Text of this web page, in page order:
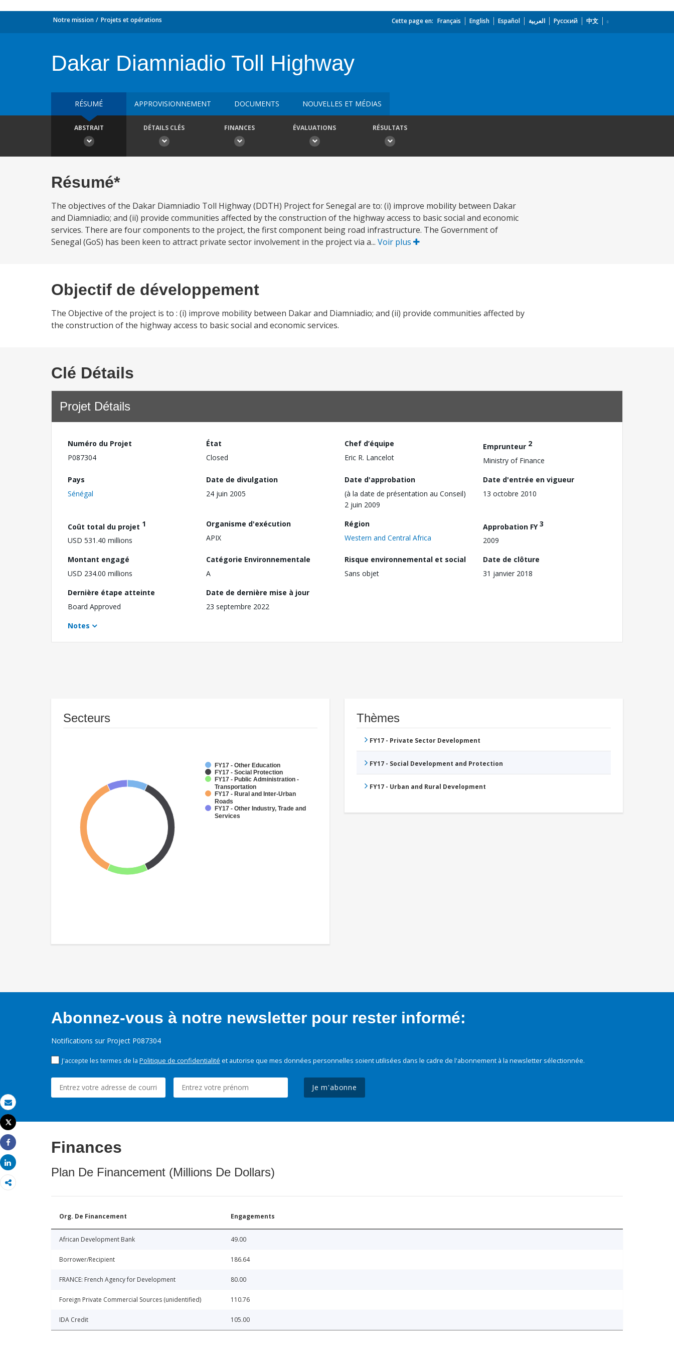
Email
Imprimer
Tweet
Share
Share
Notre mission Projets et opérations Cette page en: Français English Español العربية Русский 中文
Dakar Diamniadio Toll Highway
RÉSUMÉ APPROVISIONNEMENT DOCUMENTS NOUVELLES ET MÉDIAS
ABSTRAIT DÉTAILS CLÉS FINANCES ÉVALUATIONS RÉSULTATS
Résumé*
The objectives of the Dakar Diamniadio Toll Highway (DDTH) Project for Senegal are to: (i) improve mobility between Dakar
and Diamniadio; and (ii) provide communities affected by the construction of the highway access to basic social and economic
services. There are four components to the project, the first component being road infrastructure. The Government of
Senegal (GoS) has been keen to attract private sector involvement in the project via a... Voir plus
Objectif de développement
The Objective of the project is to : (i) improve mobility between Dakar and Diamniadio; and (ii) provide communities affected by
the construction of the highway access to basic social and economic services.
Clé Détails
Projet Détails
Numéro du Projet
P087304
État
Closed
Chef d’équipe
Eric R. Lancelot
Emprunteur 2
Ministry of Finance
Pays
Sénégal
Date de divulgation
24 juin 2005
Date d'approbation
(à la date de présentation au Conseil)
2 juin 2009
Date d'entrée en vigueur
13 octobre 2010
Coût total du projet 1
USD 531.40 millions
Organisme d'exécution
APIX
Région
Western and Central Africa
Approbation FY3
2009
Montant engagé
USD 234.00 millions
Catégorie Environnementale
A
Risque environnemental et social
Sans objet
Date de clôture
31 janvier 2018
Dernière étape atteinte
Board Approved
Date de dernière mise à jour
23 septembre 2022
Notes
Secteurs
FY17 - Other Education
FY17 - Social Protection
FY17 - Public Administration -
Transportation
FY17 - Rural and Inter-Urban
Roads
FY17 - Other Industry, Trade and
Services
Thèmes
FY17 - Private Sector Development
FY17 - Social Development and Protection
FY17 - Urban and Rural Development
Abonnez-vous à notre newsletter pour rester informé:
Notifications sur Project P087304
J'accepte les termes de la Politique de confidentialité et autorise que mes données personnelles soient utilisées dans le cadre de l'abonnement à la newsletter sélectionnée.
Je m'abonne
Finances
Plan De Financement (Millions De Dollars)
Org. De Financement Engagements
African Development Bank 49.00
Borrower/Recipient 186.64
FRANCE: French Agency for Development 80.00
Foreign Private Commercial Sources (unidentified) 110.76
IDA Credit 105.00